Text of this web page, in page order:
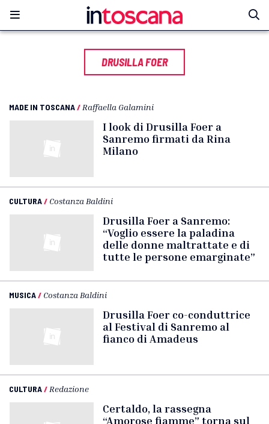
DRUSILLA FOER
MADE IN TOSCANA/ Raffaella Galamini
I look di Drusilla Foer a
Sanremo firmati da Rina
Milano
CULTURA/ Costanza Baldini
Drusilla Foer a Sanremo:
“Voglio essere la paladina
delle donne maltrattate e di
tutte le persone emarginate”
MUSICA/ Costanza Baldini
Drusilla Foer co-conduttrice
al Festival di Sanremo al
fianco di Amadeus
CULTURA/ Redazione
Certaldo, la rassegna
“Amorose fiamme” torna sul